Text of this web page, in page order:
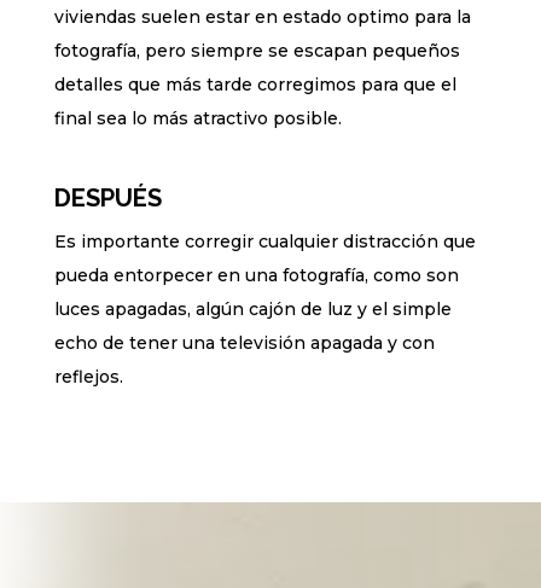
viviendas suelen estar en estado optimo para la
fotografía, pero siempre se escapan pequeños
detalles que más tarde corregimos para que el
final sea lo más atractivo posible.
DESPUÉS
Es importante corregir cualquier distracción que
pueda entorpecer en una fotografía, como son
luces apagadas, algún cajón de luz y el simple
echo de tener una televisión apagada y con
reflejos.